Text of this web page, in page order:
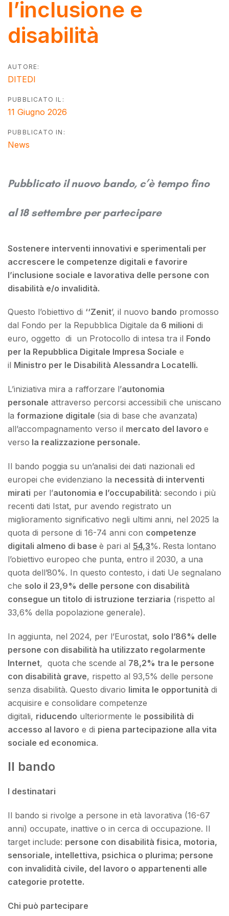
l’inclusione e
disabilità
AUTORE:
DITEDI
PUBBLICATO IL:
11 Giugno 2026
PUBBLICATO IN:
News
Pubblicato il nuovo bando, c’è tempo fino
al 18 settembre per partecipare
Sostenere interventi innovativi e sperimentali per
accrescere le competenze digitali e favorire
l’inclusione sociale e lavorativa delle persone con
disabilità e/o invalidità.
Questo l’obiettivo di ‘‘Zenit’, il nuovo bando promosso
dal Fondo per la Repubblica Digitale da 6 milioni di
euro, oggetto di un Protocollo di intesa tra il Fondo
per la Repubblica Digitale Impresa Sociale e
il Ministro per le Disabilità Alessandra Locatelli.
L’iniziativa mira a rafforzare l’autonomia
personale attraverso percorsi accessibili che uniscano
la formazione digitale (sia di base che avanzata)
all’accompagnamento verso il mercato del lavoro e
verso la realizzazione personale.
Il bando poggia su un’analisi dei dati nazionali ed
europei che evidenziano la necessità di interventi
mirati per l’autonomia e l’occupabilità: secondo i più
recenti dati Istat, pur avendo registrato un
miglioramento significativo negli ultimi anni, nel 2025 la
quota di persone di 16-74 anni con competenze
digitali almeno di base è pari al 54,3%. Resta lontano
l’obiettivo europeo che punta, entro il 2030, a una
quota dell’80%. In questo contesto, i dati Ue segnalano
che solo il 23,9% delle persone con disabilità
consegue un titolo di istruzione terziaria (rispetto al
33,6% della popolazione generale).
In aggiunta, nel 2024, per l’Eurostat, solo l’86% delle
persone con disabilità ha utilizzato regolarmente
Internet, quota che scende al 78,2% tra le persone
con disabilità grave, rispetto al 93,5% delle persone
senza disabilità. Questo divario limita le opportunità di
acquisire e consolidare competenze
digitali, riducendo ulteriormente le possibilità di
accesso al lavoro e di piena partecipazione alla vita
sociale ed economica.
Il bando
I destinatari
Il bando si rivolge a persone in età lavorativa (16-67
anni) occupate, inattive o in cerca di occupazione. Il
target include: persone con disabilità fisica, motoria,
sensoriale, intellettiva, psichica o plurima; persone
con invalidità civile, del lavoro o appartenenti alle
categorie protette.
Chi può partecipare